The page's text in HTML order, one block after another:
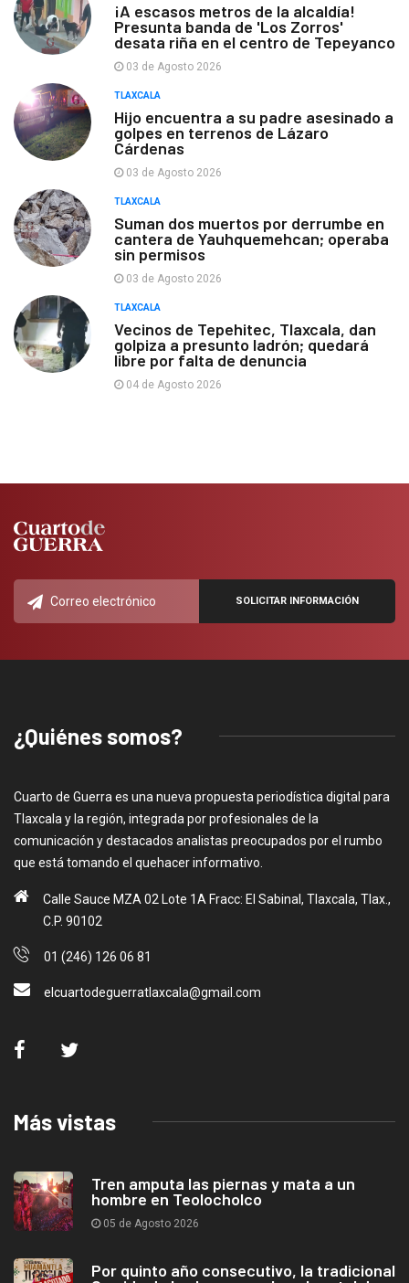
¡A escasos metros de la alcaldía!
Presunta banda de 'Los Zorros'
desata riña en el centro de Tepeyanco
03 de Agosto 2026
TLAXCALA
Hijo encuentra a su padre asesinado a
golpes en terrenos de Lázaro
Cárdenas
03 de Agosto 2026
TLAXCALA
Suman dos muertos por derrumbe en
cantera de Yauhquemehcan; operaba
sin permisos
03 de Agosto 2026
TLAXCALA
Vecinos de Tepehitec, Tlaxcala, dan
golpiza a presunto ladrón; quedará
libre por falta de denuncia
04 de Agosto 2026
¿Quiénes somos?
Cuarto de Guerra es una nueva propuesta periodística digital para
Tlaxcala y la región, integrada por profesionales de la
comunicación y destacados analistas preocupados por el rumbo
que está tomando el quehacer informativo.
Calle Sauce MZA 02 Lote 1A Fracc: El Sabinal, Tlaxcala, Tlax.,
C.P. 90102
01 (246) 126 06 81
elcuartodeguerratlaxcala@gmail.com
Más vistas
Tren amputa las piernas y mata a un
hombre en Teolocholco
05 de Agosto 2026
Por quinto año consecutivo, la tradicional